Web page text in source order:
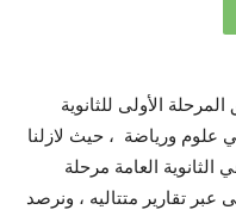
الأولى للثانوية
وعلمي علوم ورياضة ، حيث لازلنا
الثانوية العامة مرحلة
عبر تقارير متتاليه ، ونرصد